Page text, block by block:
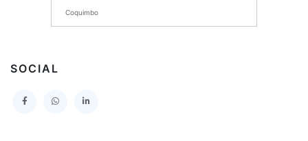
I MUNICIPALIDAD DE PROVIDENCIA
SERVICIO DE SALUD TALCAHUANO HOSPITAL DE
Coquimbo
SOCIAL